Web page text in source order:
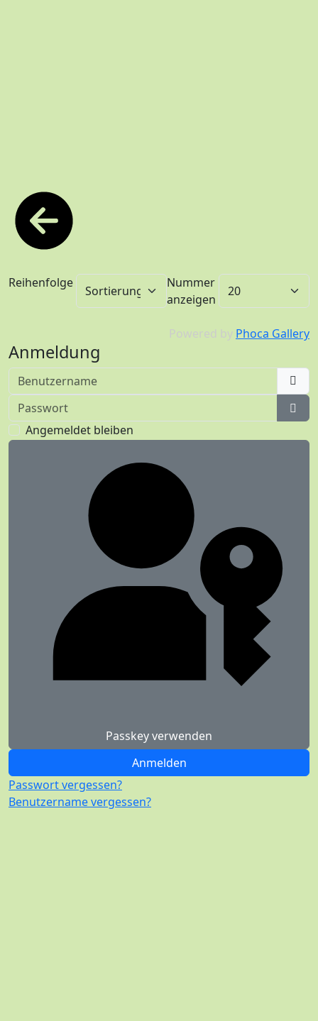
Anmeldung
Benutzername
Passwort
Angemeldet bleiben
Passkey verwenden
Anmelden
Passwort vergessen?
Benutzername vergessen?
Reihenfolge
Nummer
anzeigen
Powered by Phoca Gallery